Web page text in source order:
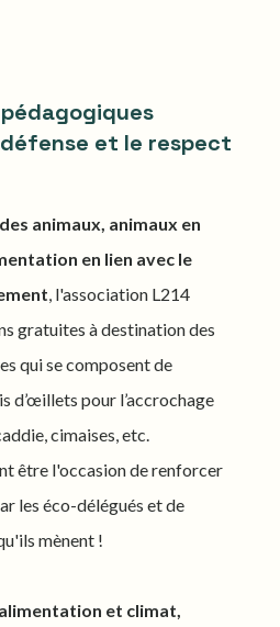
et le respect
animaux, animaux en
en lien avec le
, l'association L214
gratuites à destination des
qui se composent de
d’œillets pour l’accrochage
cimaises, etc.
être l'occasion de renforcer
les éco-délégués et de
mènent !
et climat,